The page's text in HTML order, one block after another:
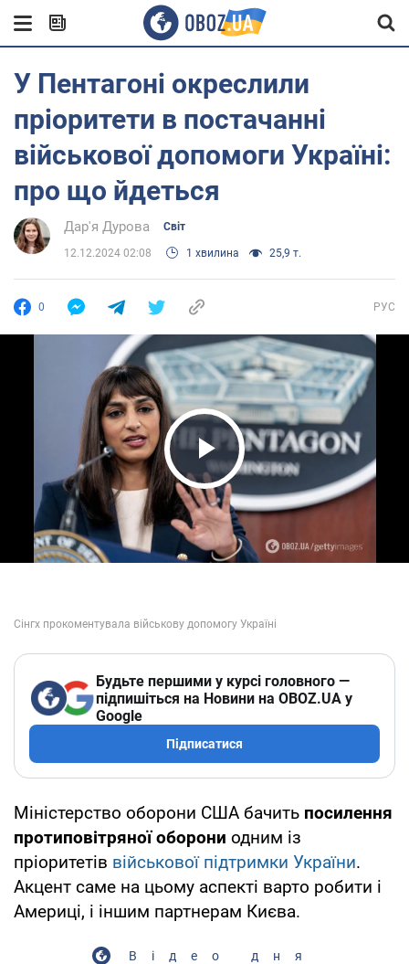
У Пентагоні окреслили
пріоритети в постачанні
військової допомоги Україні:
про що йдеться
Дар'я Дурова Світ
12.12.2024 02:08 1 хвилина 25,9 т.
0 РУС
Play Video
Будьте першими у курсі головного —
підпишіться на Новини на OBOZ.UA у
Google
Підписатися
Міністерство оборони США бачить посилення
протиповітряної оборони одним із
пріоритетів військової підтримки України.
Акцент саме на цьому аспекті варто робити і
Америці, і іншим партнерам Києва.
Відео дня